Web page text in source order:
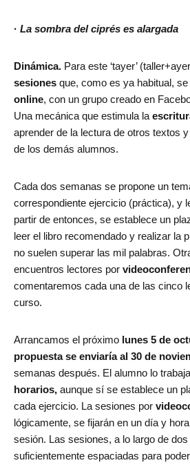
· La sombra del ciprés es alargada
Dinámica. Para este ‘tayer’
sesiones que, como es ya habitual,
online, con un grupo creado en
Una mecánica que estimula la
aprender de la lectura de otros textos
de los demás alumnos.
Cada dos semanas se propone un
correspondiente ejercicio (práctica), y
partir de entonces, se establece un
leer el libro recomendado y realizar la
no suelen superar las mil palabras.
encuentros lectores por
comentaremos cada una de las cinco
curso.
Arrancamos el próximo lunes 5 de
propuesta se enviaría al 30 de
semanas después. El alumno lo
horarios, aunque sí se establece un
cada ejercicio. La sesiones por
lógicamente, se fijarán en un día y
sesión. Las sesiones, a lo largo de
suficientemente espaciadas para